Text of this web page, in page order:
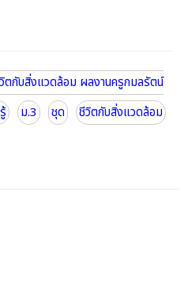
ตกับสิ่งแวดล้อม ผลงานครูกมลรัตน์
ม.3 ชุด
ชีวิตกับสิ่งแวดล้อม